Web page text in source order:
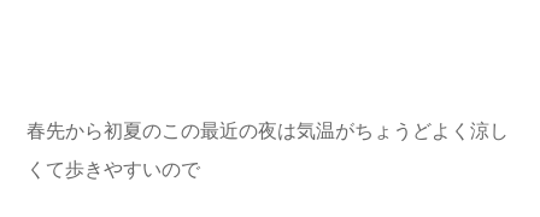
春先から初夏のこの最近の夜は気温がちょうどよく涼し
くて歩きやすいので